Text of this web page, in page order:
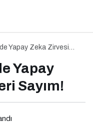
Yapay Zeka Zirvesi
Yapay
Sayım!
Dolarlık Startup